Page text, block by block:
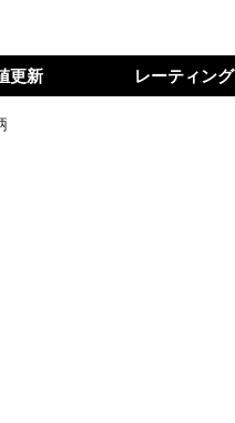
更新 レーティング